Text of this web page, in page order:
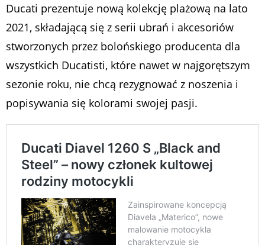
Ducati prezentuje nową kolekcję plażową na lato
2021, składającą się z serii ubrań i akcesoriów
stworzonych przez bolońskiego producenta dla
wszystkich Ducatisti, które nawet w najgorętszym
sezonie roku, nie chcą rezygnować z noszenia i
popisywania się kolorami swojej pasji.